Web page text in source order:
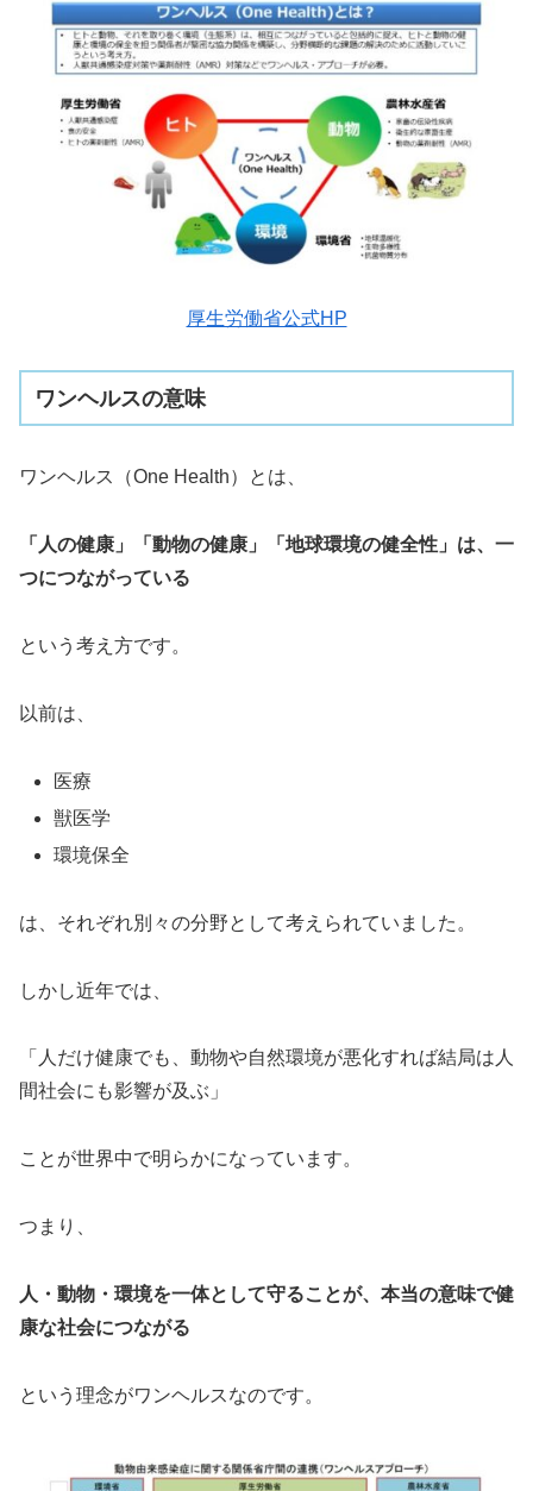
厚生労働省公式HP
ワンヘルスの意味
ワンヘルス（One Health）とは、
「人の健康」「動物の健康」「地球環境の健全性」は、一
つにつながっている
という考え方です。
以前は、
医療
獣医学
環境保全
は、それぞれ別々の分野として考えられていました。
しかし近年では、
「人だけ健康でも、動物や自然環境が悪化すれば結局は人
間社会にも影響が及ぶ」
ことが世界中で明らかになっています。
つまり、
人・動物・環境を一体として守ることが、本当の意味で健
康な社会につながる
という理念がワンヘルスなのです。